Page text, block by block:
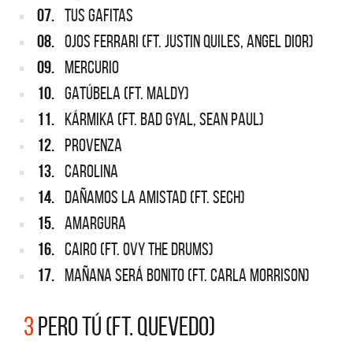
07. TUS GAFITAS
08. OJOS FERRARI (FT. JUSTIN QUILES, ANGEL DIOR)
09. MERCURIO
10. GATÚBELA (FT. MALDY)
11. KÁRMIKA (FT. BAD GYAL, SEAN PAUL)
12. PROVENZA
13. CAROLINA
14. DAÑAMOS LA AMISTAD (FT. SECH)
15. AMARGURA
16. CAIRO (FT. OVY THE DRUMS)
17. MAÑANA SERÁ BONITO (FT. CARLA MORRISON)
3PERO TÚ (FT. QUEVEDO)